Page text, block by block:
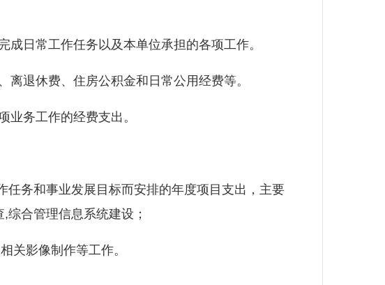
日常工作任务以及本单位承担的各项工作。
退休费、住房公积金和日常公用经费等。
务工作的经费支出。
务和事业发展目标而安排的年度项目支出，主要
合管理信息系统建设；
影像制作等工作。